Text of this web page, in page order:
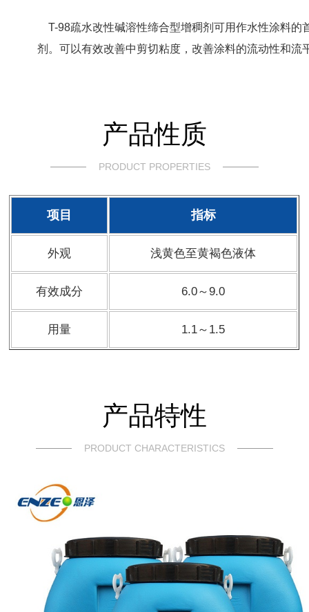
T-98疏水改性碱溶性缔合型增稠剂可用作水性涂料的
剂。可以有效改善中剪切粘度，改善涂料的流动性和流
产品性质
PRODUCT PROPERTIES
项目 指标
外观 浅黄色至黄褐色液体
有效成分 6.0～9.0
用量 1.1～1.5
产品特性
PRODUCT CHARACTERISTICS